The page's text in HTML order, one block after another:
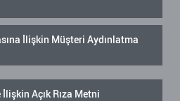
İlişkin Müşteri Aydınlatma
Açık Rıza Metni